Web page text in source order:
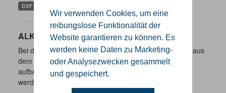
Wir verwenden Cookies, um eine
reibungslose Funktionalität der
Website garantieren zu können. Es
werden keine Daten zu Marketing-
oder Analysezwecken gesammelt
und gespeichert.
DXF
ALKIS-Daten Rheda-Wiedenbrück
Bei den hier bereitgestellten Daten handelt es sich um aus
dem ALKIS-Bestand abgeleitete und entsprechend
aufbereitete und aggregierte Inhalte. Die ALKIS-Daten
werden in den...